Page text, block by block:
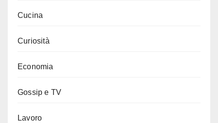
Cucina
Curiosità
Economia
Gossip e TV
Lavoro